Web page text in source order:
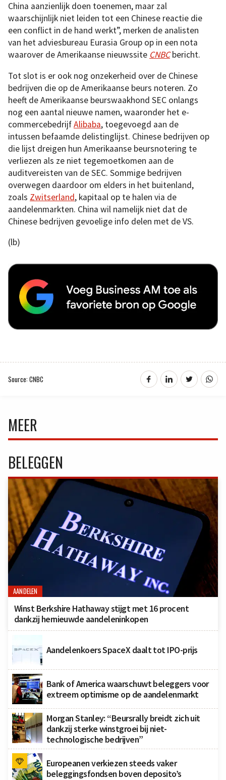
China aanzienlijk doen toenemen, maar zal
waarschijnlijk niet leiden tot een Chinese reactie die
een conflict in de hand werkt”, merken de analisten
van het adviesbureau Eurasia Group op in een nota
waarover de Amerikaanse nieuwssite CNBCbericht.
Tot slot is er ook nog onzekerheid over de Chinese
bedrijven die op de Amerikaanse beurs noteren. Zo
heeft de Amerikaanse beurswaakhond SEC onlangs
nog een aantal nieuwe namen, waaronder het e-
commercebedrijfAlibaba, toegevoegd aan de
intussen befaamde delistinglijst. Chinese bedrijven op
die lijst dreigen hun Amerikaanse beursnotering te
verliezen als ze niet tegemoetkomen aan de
auditvereisten van de SEC. Sommige bedrijven
overwegen daardoor om elders in het buitenland,
zoals Zwitserland, kapitaal op te halen via de
aandelenmarkten. China wil namelijk niet dat de
Chinese bedrijven gevoelige info delen met de VS.
(lb)
Source: CNBC
MEER
BELEGGEN
AANDELEN
Winst Berkshire Hathaway stijgt met 16 procent
dankzij hernieuwde aandeleninkopen
Aandelenkoers SpaceX daalt tot IPO-prijs
Bank of America waarschuwt beleggers voor
extreem optimisme op de aandelenmarkt
Morgan Stanley: “Beursrally breidt zich uit
dankzij sterke winstgroei bij niet-
technologische bedrijven”
Europeanen verkiezen steeds vaker
beleggingsfondsen boven deposito’s